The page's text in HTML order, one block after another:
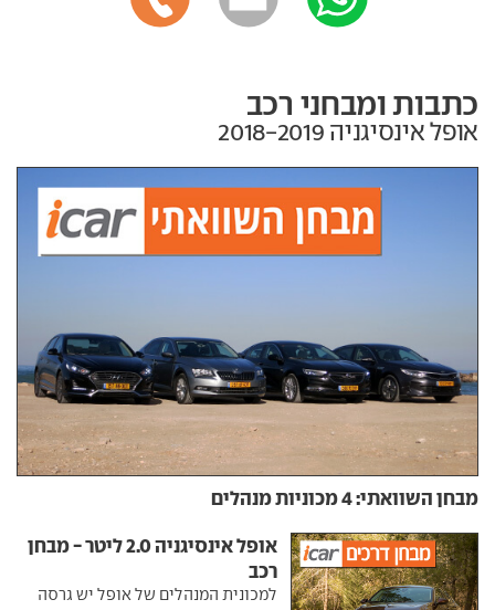
כתבות ומבחני רכב
אופל אינסיגניה‏ 2018-2019
מבחן השוואתי: 4 מכוניות מנהלים
אופל אינסיגניה 2.0 ליטר - מבחן
רכב
למכונית המנהלים של אופל יש גרסה